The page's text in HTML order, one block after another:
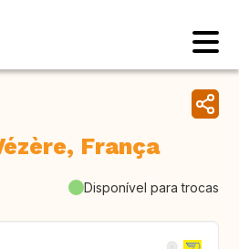
França
Disponível para trocas